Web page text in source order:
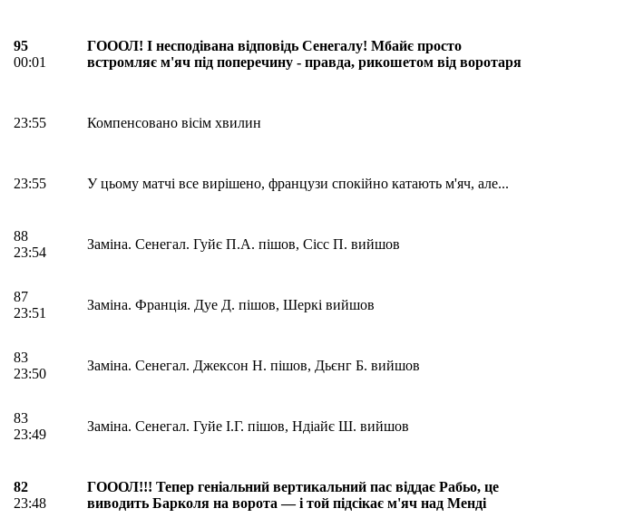
95
00:01
ГОООЛ! І несподівана відповідь Сенегалу! Мбайє просто
встромляє м'яч під поперечину - правда, рикошетом від воротаря
23:55 Компенсовано вiсiм хвилин
23:55 У цьому матчі все вирішено, французи спокійно катають м'яч, але...
88
23:54
Заміна. Сенегал. Гуйє П.А. пішов, Сісс П. вийшов
87
23:51
Заміна. Франція. Дуе Д. пішов, Шеркі вийшов
83
23:50
Заміна. Сенегал. Джексон Н. пішов, Дьєнг Б. вийшов
83
23:49
Заміна. Сенегал. Гуйе І.Г. пішов, Ндіайє Ш. вийшов
82
23:48
ГОООЛ!!! Тепер геніальний вертикальний пас віддає Рабьо, це
виводить Барколя на ворота — і той підсікає м'яч над Менді